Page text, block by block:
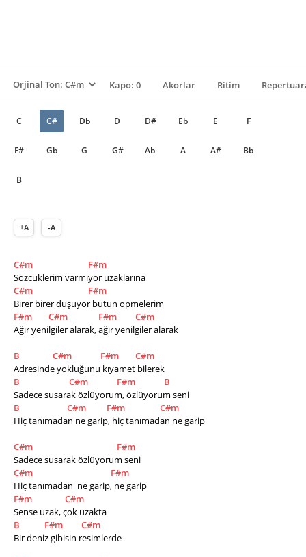
Kapo: 0 Akorlar Ritim
C C# Db D D# Eb E F
F# Gb G G# Ab A A# Bb
B
+A -A
C#m
F#m
Sözcüklerim varmıyor uzaklarına
C#m
F#m
Birer birer düşüyor bütün öpmelerim
F#m
C#m F#m
C#m
Ağır yenilgiler alarak, ağır yenilgiler alarak
B C#m F#m
C#m
Adresinde yokluğunu kıyamet bilerek
B
C#m F#m
B
Sadece susarak özlüyorum, özlüyorum seni
B
C#m F#m
C#m
Hiç tanımadan ne garip, hiç tanımadan ne garip
C#m
F#m
Sadece susarak özlüyorum seni
C#m
F#m
Hiç tanımadan  ne garip, ne garip
F#m
C#m
Sense uzak, çok uzakta
B
F#m
C#m
Bir deniz gibisin resimlerde